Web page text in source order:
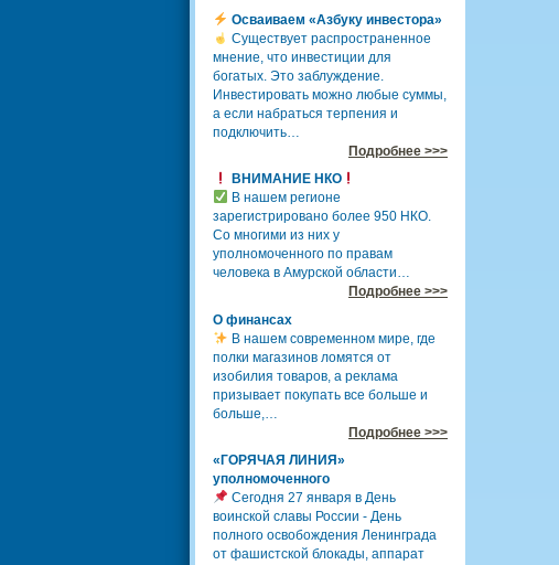
Осваиваем «Азбуку инвестора»
Существует распространенное
мнение, что инвестиции для
богатых. Это заблуждение.
Инвестировать можно любые суммы,
а если набраться терпения и
подключить…
Подробнее >>>
ВНИМАНИЕ НКО
В нашем регионе
зарегистрировано более 950 НКО.
Со многими из них у
уполномоченного по правам
человека в Амурской области…
Подробнее >>>
О финансах
В нашем современном мире, где
полки магазинов ломятся от
изобилия товаров, а реклама
призывает покупать все больше и
больше,…
Подробнее >>>
«ГОРЯЧАЯ ЛИНИЯ»
уполномоченного
Сегодня 27 января в День
воинской славы России - День
полного освобождения Ленинграда
от фашистской блокады, аппарат